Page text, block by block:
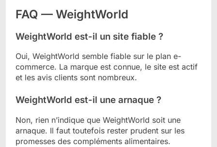
FAQ — WeightWorld
WeightWorld est-il un site fiable ?
Oui, WeightWorld semble fiable sur le plan e-
commerce. La marque est connue, le site est actif
et les avis clients sont nombreux.
WeightWorld est-il une arnaque ?
Non, rien n’indique que WeightWorld soit une
arnaque. Il faut toutefois rester prudent sur les
promesses des compléments alimentaires.